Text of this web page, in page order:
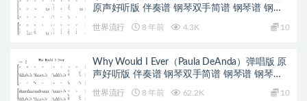
原声好听版 伴奏谱 钢琴双手简谱 钢琴谱 钢琴
世界流行 8 年前 4.3K 10
Why Would I Ever（Paula DeAnda）弹唱版 原
声好听版 伴奏谱 钢琴双手简谱 钢琴谱 钢琴简
世界流行 8 年前 62.2K 10